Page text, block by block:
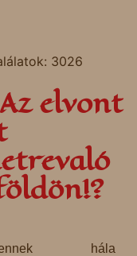
3026
elvont
hála